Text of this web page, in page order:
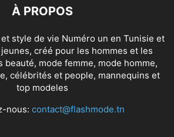
À PROPOS
style de vie Numéro un en Tunisie et
créé pour les hommes et les
beauté, mode femme, mode homme,
célébrités et people, mannequins et
top modeles
nous: contact@flashmode.tn